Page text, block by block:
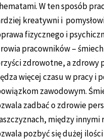
W ten sposób
kreatywni i
fizycznego i
pracowników –
zdrowotne, a zdrowy
więcej czasu w pracy i
zawodowym.
zadbać o zdrowie
między
pozbyć się dużej